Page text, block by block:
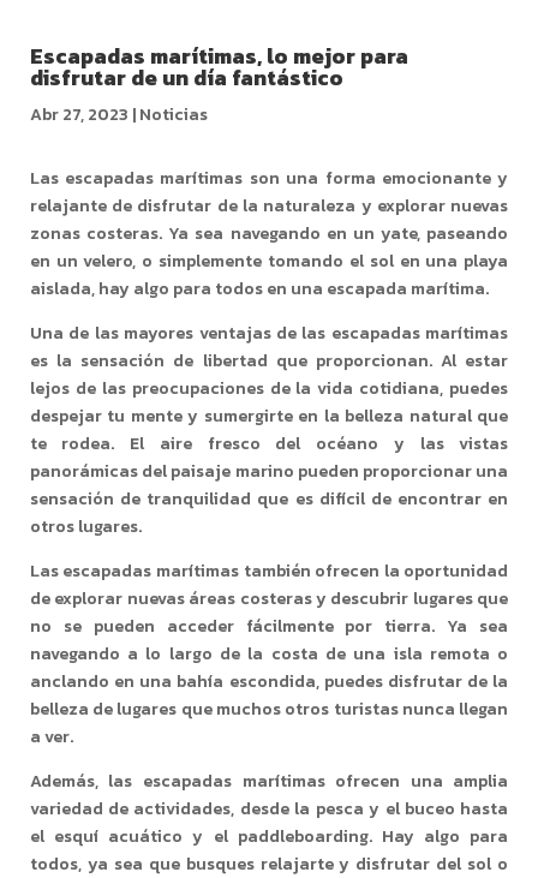
Escapadas marítimas, lo mejor para
disfrutar de un día fantástico
Abr 27, 2023 |Noticias
Las escapadas marítimas son una forma emocionante y
relajante de disfrutar de la naturaleza y explorar nuevas
zonas costeras. Ya sea navegando en un yate, paseando
en un velero, o simplemente tomando el sol en una playa
aislada, hay algo para todos en una escapada marítima.
Una de las mayores ventajas de las escapadas marítimas
es la sensación de libertad que proporcionan. Al estar
lejos de las preocupaciones de la vida cotidiana, puedes
despejar tu mente y sumergirte en la belleza natural que
te rodea. El aire fresco del océano y las vistas
panorámicas del paisaje marino pueden proporcionar una
sensación de tranquilidad que es difícil de encontrar en
otros lugares.
Las escapadas marítimas también ofrecen la oportunidad
de explorar nuevas áreas costeras y descubrir lugares que
no se pueden acceder fácilmente por tierra. Ya sea
navegando a lo largo de la costa de una isla remota o
anclando en una bahía escondida, puedes disfrutar de la
belleza de lugares que muchos otros turistas nunca llegan
a ver.
Además, las escapadas marítimas ofrecen una amplia
variedad de actividades, desde la pesca y el buceo hasta
el esquí acuático y el paddleboarding. Hay algo para
todos, ya sea que busques relajarte y disfrutar del sol o